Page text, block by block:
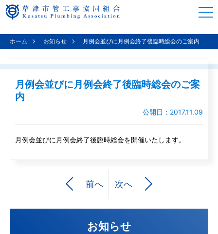
ホーム お知らせ 月例会並びに月例会終了後臨時総会のご案内
お知らせ
月例会並びに月例会終了後臨時総会のご案
内
公開日：2017.11.09
月例会並びに月例会終了後臨時総会を開催いたします。
前へ 次へ